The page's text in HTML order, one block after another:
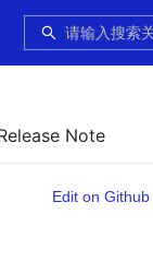
Note
Edit on Github